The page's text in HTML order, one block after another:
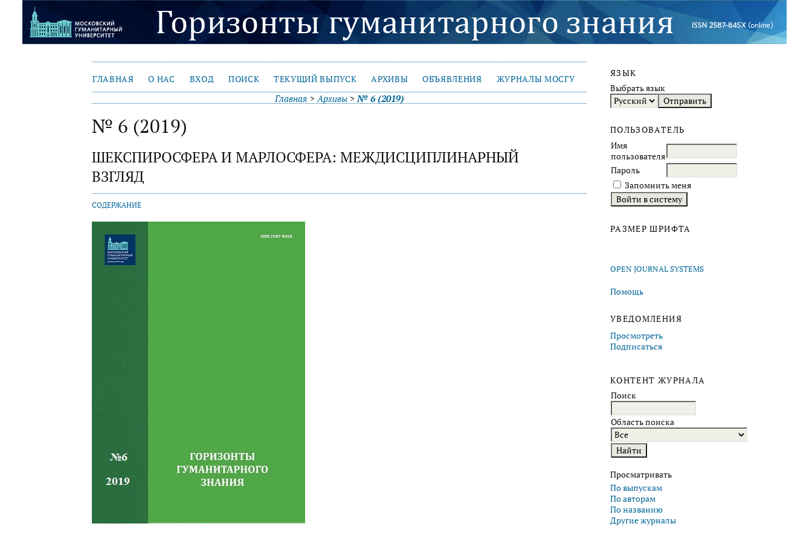
ЯЗЫК
Выбрать язык
ПОЛЬЗОВАТЕЛЬ
Имя
пользователя
Пароль
Запомнить меня
РАЗМЕР ШРИФТА
OPEN JOURNAL SYSTEMS
Помощь
УВЕДОМЛЕНИЯ
Просмотреть
Подписаться
КОНТЕНТ ЖУРНАЛА
Поиск
Область поиска
Просматривать
По выпускам
По авторам
По названию
Другие журналы
ГЛАВНАЯ О НАС ВХОД ПОИСК ТЕКУЩИЙ ВЫПУСК АРХИВЫ ОБЪЯВЛЕНИЯ ЖУРНАЛЫ МОСГУ
Главная >Архивы>№ 6 (2019)
№ 6 (2019)
ШЕКСПИРОСФЕРА И МАРЛОСФЕРА: МЕЖДИСЦИПЛИНАРНЫЙ
ВЗГЛЯД
СОДЕРЖАНИЕ